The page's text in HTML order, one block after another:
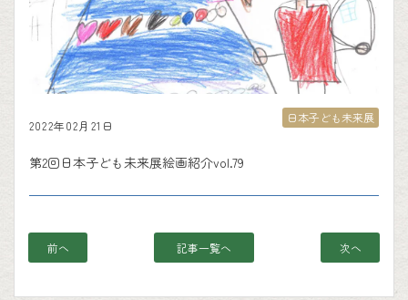
2022年02月21日
第2回日本子ども未来展絵画紹介vol.79
日本子ども未来展
前へ 記事一覧へ 次へ